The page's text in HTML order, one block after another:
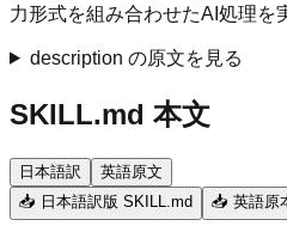
力形式を組み合わせたAI処理を
description の原文を見る
SKILL.md 本文
日本語訳
英語原文
📥 日本語訳版 SKILL.md
📥 英語原